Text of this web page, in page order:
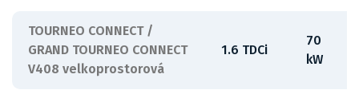
TOURNEO CONNECT /
GRAND TOURNEO CONNECT
V408 velkoprostorová
1.6 TDCi
70
kW